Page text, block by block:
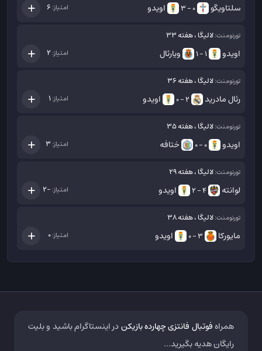
سلتاویگو 0 - 3 اویدو امتیاز: 6
تورنومنت:لالیگا ، هفته 33
اویدو 1 - 1 ویارئال امتیاز: 2
تورنومنت:لالیگا ، هفته 36
رئال مادرید 2 - 0 اویدو امتیاز:1
تورنومنت:لالیگا ، هفته 35
اویدو 0 - 0 ختافه امتیاز: 3
تورنومنت:لالیگا ، هفته 29
لوانته 4 - 2 اویدو امتیاز: -2
تورنومنت:لالیگا ، هفته 38
مایورکا 3 - 0 اویدو امتیاز:0
همراهفوتبال فانتزی چهارده بازیکندر اینستاگرام باشید و بلیت
رایگان هدیه بگیرید...